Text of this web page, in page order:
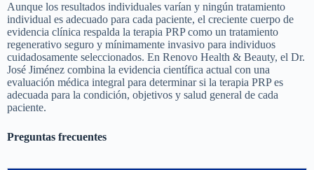
Aunque los resultados individuales varían y ningún tratamiento
individual es adecuado para cada paciente, el creciente cuerpo de
evidencia clínica respalda la terapia PRP como un tratamiento
regenerativo seguro y mínimamente invasivo para individuos
cuidadosamente seleccionados. En Renovo Health & Beauty, el Dr.
José Jiménez combina la evidencia científica actual con una
evaluación médica integral para determinar si la terapia PRP es
adecuada para la condición, objetivos y salud general de cada
paciente.
Preguntas frecuentes